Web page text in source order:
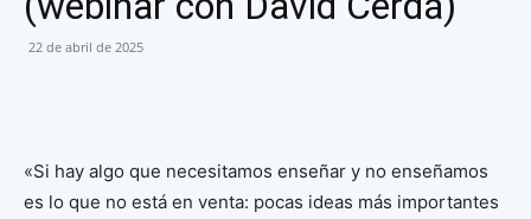
22 de abril de 2025
«Si hay algo que necesitamos enseñar y no enseñamos
es lo que no está en venta: pocas ideas más importantes